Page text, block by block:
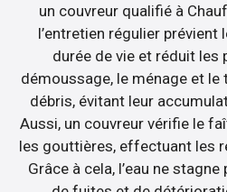
un couvreur qualifié à
l’entretien régulier prévient
durée de vie et réduit les
démoussage, le ménage et
débris, évitant leur
Aussi, un couvreur vérifie le
les gouttières, effectuant les
Grâce à cela, l’eau ne